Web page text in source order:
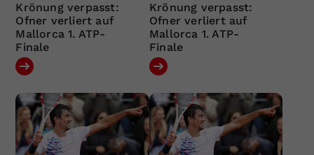
Krönung verpasst:
Ofner verliert auf
Mallorca 1. ATP-
Finale
Krönung verpasst:
Ofner verliert auf
Mallorca 1. ATP-
Finale